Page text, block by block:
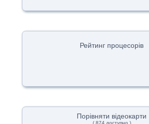
Рейтинг процесорів
Порівняти відеокарти
( 874 доступно )